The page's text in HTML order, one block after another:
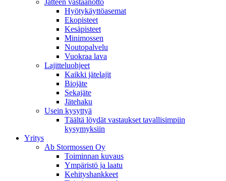
Hyötykäyttöasemat
Ekopisteet
Kesäpisteet
Minimossen
Noutopalvelu
Vuokraa lava
Lajitteluohjeet
Kaikki jätelajit
Biojäte
Sekajäte
Jätehaku
Usein kysyttyä
Täältä löydät vastaukset tavallisimpiin
kysymyksiin
Yritys
Ab Stormossen Oy
Toiminnan kuvaus
Ympäristö ja laatu
Kehityshankkeet